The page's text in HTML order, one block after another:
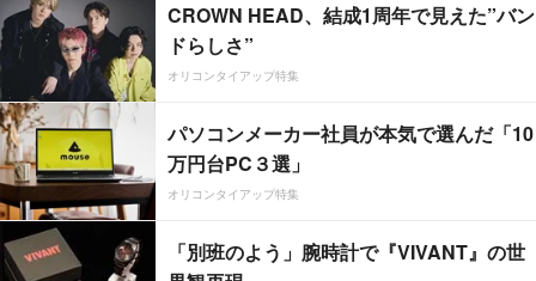
CROWN HEAD、結成1周年で見えた”バン
ドらしさ”
オリコンタイアップ特集
パソコンメーカー社員が本気で選んだ「10
万円台PC３選」
オリコンタイアップ特集
「別班のよう」腕時計で『VIVANT』の世